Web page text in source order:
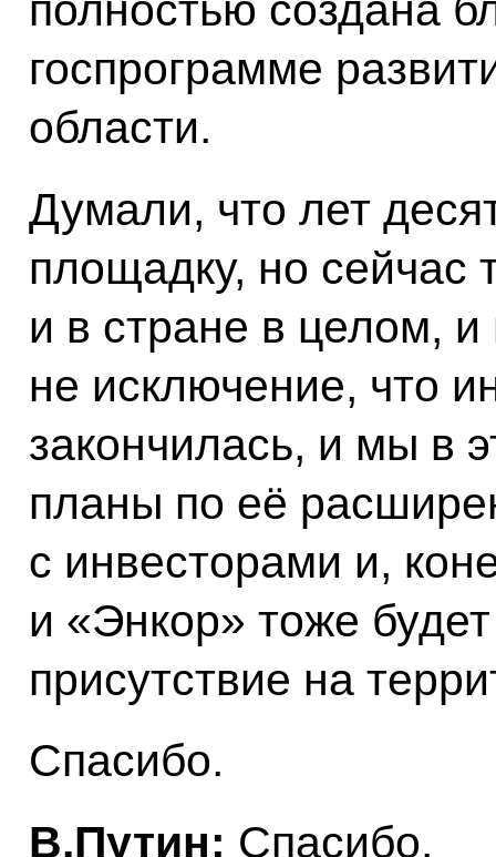
полностью создана
госпрограмме
области.
Думали, что лет
площадку, но сейчас
и в стране в целом,
не исключение, что
закончилась, и мы в
планы по её
с инвесторами и,
и «Энкор» тоже
присутствие на
Спасибо.
В.Путин: Спасибо.